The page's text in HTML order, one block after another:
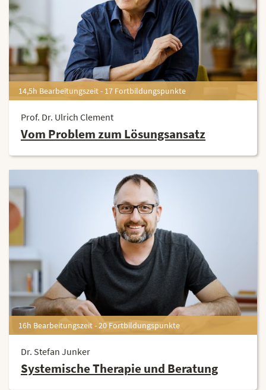
14,5h Bearbeitungszeit - 17 Fortbildungspunkte
Prof. Dr. Ulrich Clement
Vom Problem zum Lösungsansatz
16h Bearbeitungszeit - 20 Fortbildungspunkte
Dr. Stefan Junker
Systemische Therapie und Beratung